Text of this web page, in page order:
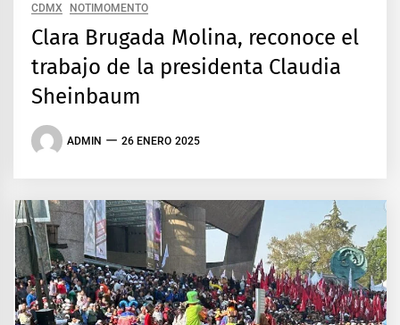
CDMX NOTIMOMENTO
Clara Brugada Molina, reconoce el
trabajo de la presidenta Claudia
Sheinbaum
ADMIN 26 ENERO 2025